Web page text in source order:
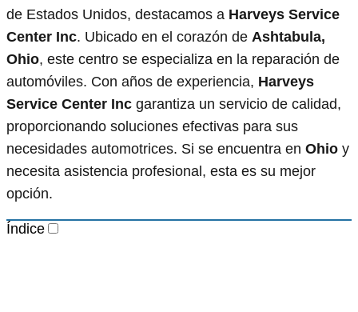
de Estados Unidos, destacamos a Harveys Service
Center Inc. Ubicado en el corazón de Ashtabula,
Ohio, este centro se especializa en la reparación de
automóviles. Con años de experiencia, Harveys
Service Center Inc garantiza un servicio de calidad,
proporcionando soluciones efectivas para sus
necesidades automotrices. Si se encuentra en Ohio y
necesita asistencia profesional, esta es su mejor
opción.
Índice